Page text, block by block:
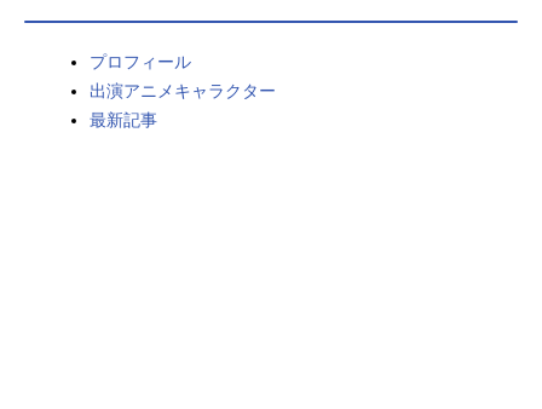
男性声優/女性声優一覧
プロフィール
出演アニメキャラクター
最新記事